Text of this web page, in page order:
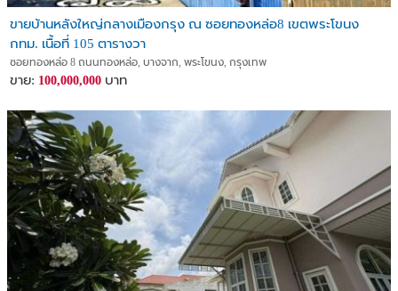
ขายบ้านหลังใหญ่กลางเมืองกรุง ณ ซอยทองหล่อ8 เขตพระโขนง
กทม. เนื้อที่ 105 ตารางวา
ซอยทองหล่อ 8 ถนนทองหล่อ, บางจาก, พระโขนง, กรุงเทพ
ขาย: 100,000,000 บาท